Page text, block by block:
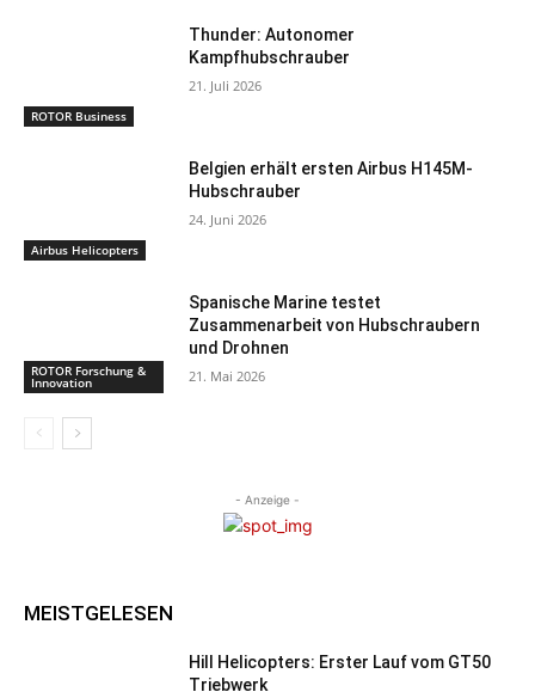
ROTOR Business
Thunder: Autonomer
Kampfhubschrauber
21. Juli 2026
Airbus Helicopters
Belgien erhält ersten Airbus H145M-
Hubschrauber
24. Juni 2026
ROTOR Forschung &
Innovation
Spanische Marine testet
Zusammenarbeit von Hubschraubern
und Drohnen
21. Mai 2026
- Anzeige -
MEISTGELESEN
Hill Helicopters: Erster Lauf vom GT50
Triebwerk